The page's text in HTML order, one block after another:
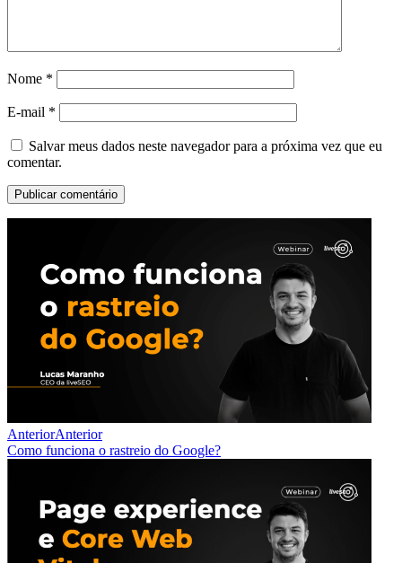
Nome *
E-mail *
Salvar meus dados neste navegador para a próxima vez que eu
comentar.
AnteriorAnterior
Como funciona o rastreio do Google?